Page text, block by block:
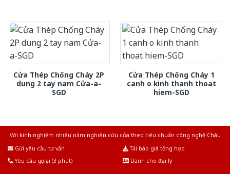
Cửa Thép Chống Cháy 2P
dung 2 tay nam Cửa-a-
SGD
Cửa Thép Chống Cháy 1
canh o kinh thanh thoat
hiem-SGD
Với kinh nghiệm nhiêu năm nghiên cứu cửa theo tiêu chuẩn công nghệ Châu
Gửi yêu cầu tư vấn
Tải báo giá tổng hợp
Yêu cầu gọi lại (3 phút)
Dành cho đại lý